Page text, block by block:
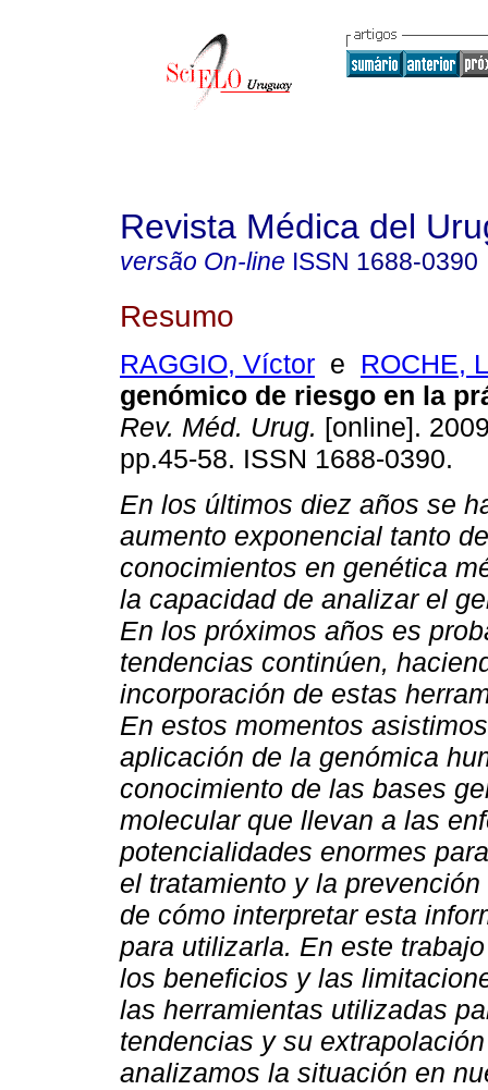
Revista Médica del
versão On-line ISSN 1688-0390
Resumo
RAGGIO, Víctor e ROCHE,
genómico de riesgo en la
Rev. Méd. Urug. [online].
pp.45-58. ISSN 1688-0390.
En los últimos diez años se
aumento exponencial tanto
conocimientos en genética
la capacidad de analizar el
En los próximos años es
tendencias continúen,
incorporación de estas
En estos momentos
aplicación de la genómica
conocimiento de las bases
molecular que llevan a las
potencialidades enormes
el tratamiento y la
de cómo interpretar esta
para utilizarla. En este
los beneficios y las
las herramientas utilizadas
tendencias y su
analizamos la situación en